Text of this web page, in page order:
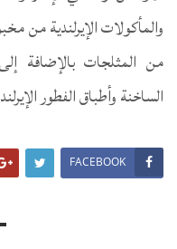
والمأكولات الإيرلندية من
من المثلجات بالإضافة
الساخنة وأطباق الفطور
FACEBOOK